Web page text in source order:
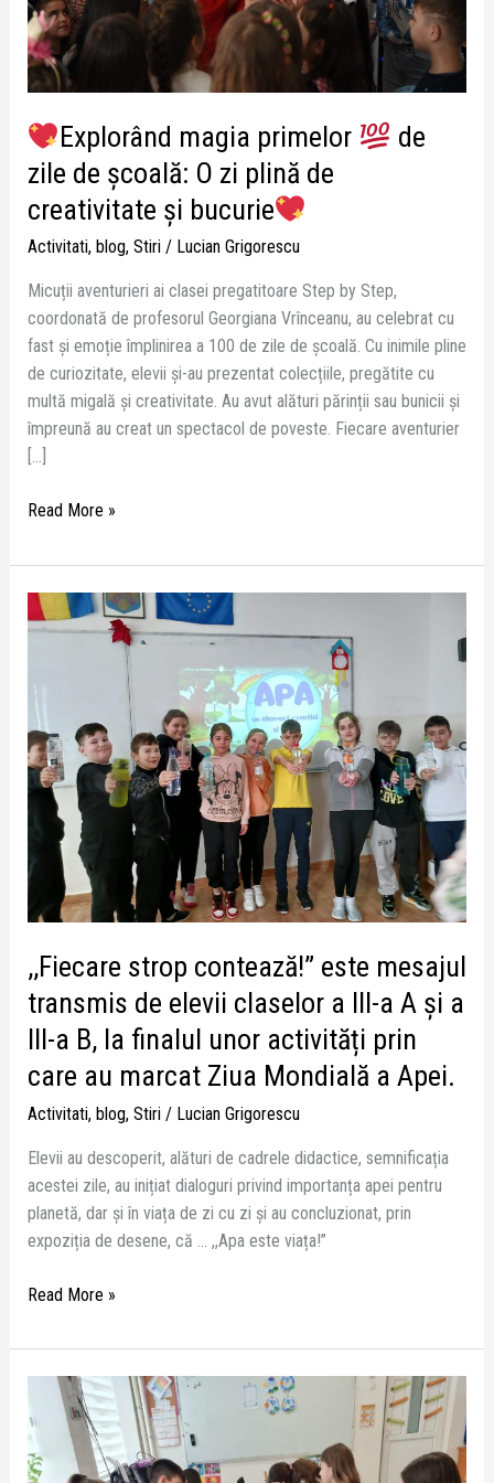
Explorând magia primelor
de
zile de școală: O zi plină de
creativitate și bucurie
Activitati, blog, Stiri/ Lucian Grigorescu
Micuții aventurieri ai clasei pregatitoare Step by Step,
coordonată de profesorul Georgiana Vrînceanu, au celebrat cu
fast și emoție împlinirea a 100 de zile de școală. Cu inimile pline
de curiozitate, elevii și-au prezentat colecțiile, pregătite cu
multă migală și creativitate. Au avut alături părinții sau bunicii și
împreună au creat un spectacol de poveste. Fiecare aventurier
[…]
de
școală:
O
zi
de
creativitate
și
bucurie
Read More »
,,Fiecare strop contează!” este mesajul
transmis de elevii claselor a III-a A și a
III-a B, la finalul unor activități prin
care au marcat Ziua Mondială a Apei.
Activitati, blog, Stiri/ Lucian Grigorescu
Elevii au descoperit, alături de cadrele didactice, semnificația
acestei zile, au inițiat dialoguri privind importanța apei pentru
planetă, dar și în viața de zi cu zi și au concluzionat, prin
expoziția de desene, că … ,,Apa este viața!”
,,Fiecare
strop
este
mesajul
transmis
de
elevii
claselor
a
III-
a
III-
a
B,
la
unor
activități
prin
care
marcat
Mondială
a
Read More »
În
fiecare
an,